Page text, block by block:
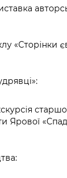
«Сторінки
Ярової